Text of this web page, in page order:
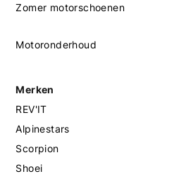
Zomer motorschoenen
Motoronderhoud
Merken
REV'IT
Alpinestars
Scorpion
Shoei